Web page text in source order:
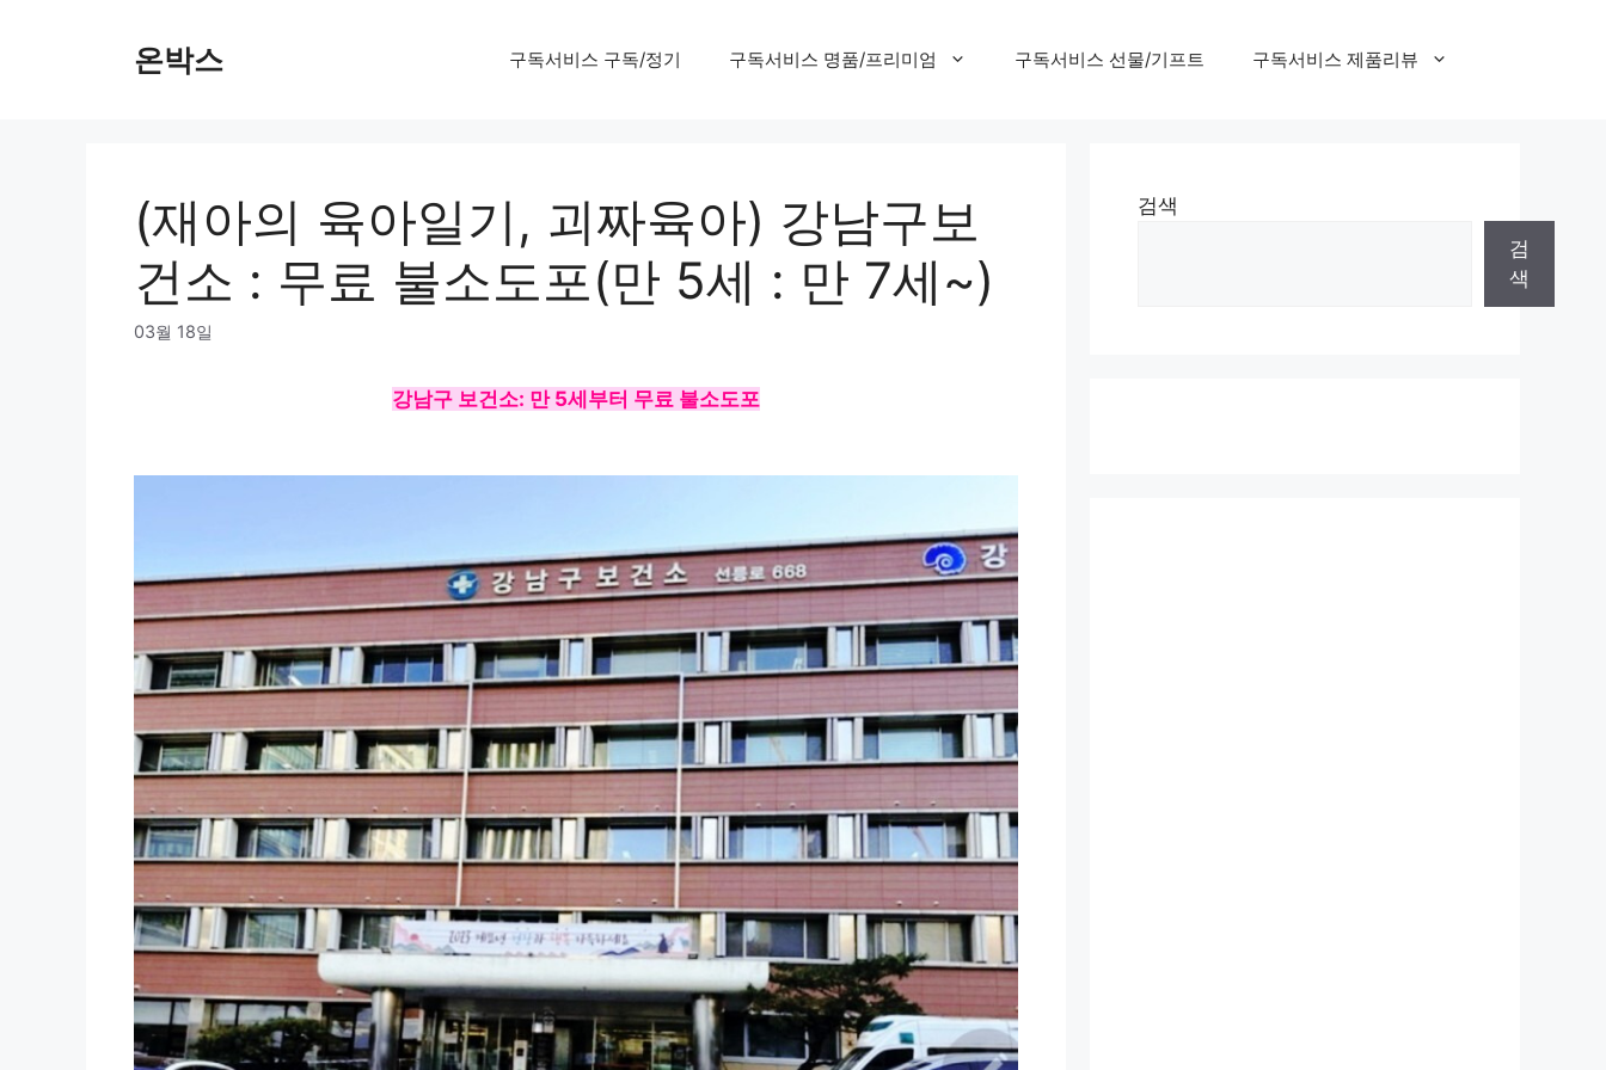
온박스 구독서비스 구독/정기 구독서비스 명품/프리미엄 구독서비스 선물/기프트 구독서비스 제품리뷰
(재아의 육아일기, 괴짜육아) 강남구보
건소 : 무료 불소도포(만 5세 : 만 7세~)
03월 18일
강남구 보건소: 만 5세부터 무료 불소도포
검색
검
색